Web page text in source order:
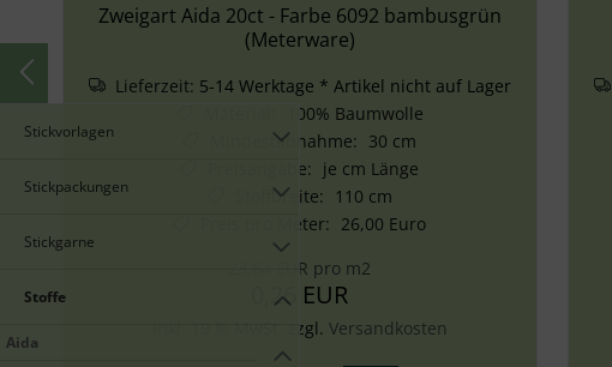
Stickvorlagen
Stickpackungen
Stickgarne
Stoffe
Aida
Zweigart Aida 20ct - Farbe 6092 bambusgrün
(Meterware)
Lieferzeit: 5-14 Werktage * Artikel nicht auf Lager
100% Baumwolle
Mindestabnahme: 30 cm
Preisangabe: je cm Länge
Stoffbreite: 110 cm
Preis pro Meter: 26,00 Euro
23,64 EUR pro m2
0,26 EUR
inkl. 19 % MwSt. zzgl. Versandkosten